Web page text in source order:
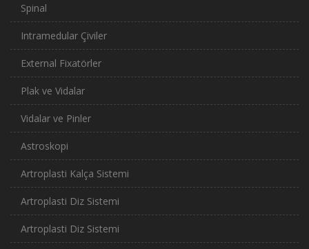
Spinal
Intramedular Çiviler
External Fixatörler
Plak ve Vidalar
Vidalar ve Pinler
Astroskopi
Artroplasti Kalça Sistemi
Artroplasti Diz Sistemi
Artroplasti Diz Sistemi